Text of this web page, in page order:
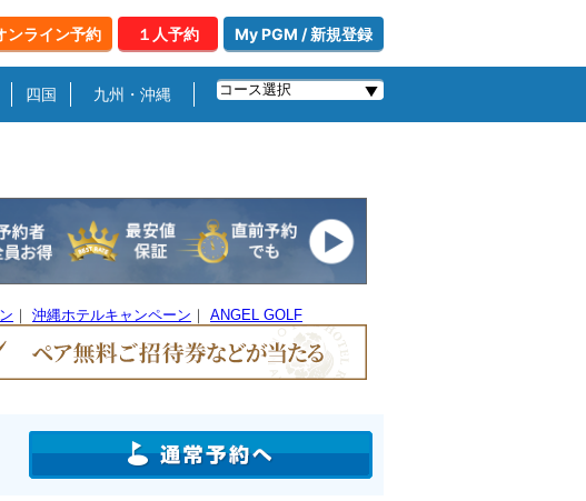
ンライン予約 １人予約 My PGM / 新規登録
四国 九州・沖縄
｜ 沖縄ホテルキャンペーン ｜ ANGEL GOLF